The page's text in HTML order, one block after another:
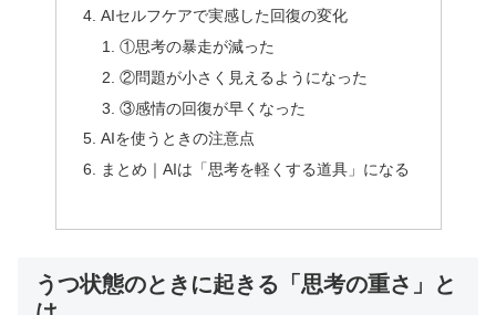
AIセルフケアで実感した回復の変化
①思考の暴走が減った
②問題が小さく見えるようになった
③感情の回復が早くなった
AIを使うときの注意点
まとめ｜AIは「思考を軽くする道具」になる
うつ状態のときに起きる「思考の重さ」と